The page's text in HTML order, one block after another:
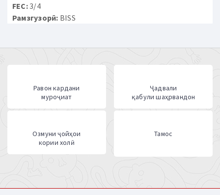
FEC:3/4
Рамзгузорӣ: BISS
Равон кардани
муроҷиат
Ҷадвали
қабули шаҳрвандон
Озмуни ҷойҳои
кории холӣ
Тамос